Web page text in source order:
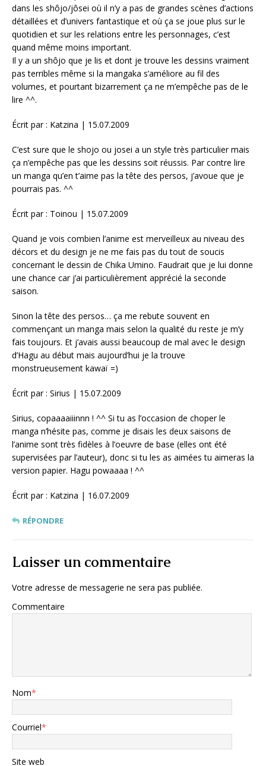
dans les shôjo/jôsei où il n’y a pas de grandes scènes d’actions
détaillées et d’univers fantastique et où ça se joue plus sur le
quotidien et sur les relations entre les personnages, c’est
quand même moins important.
Il y a un shôjo que je lis et dont je trouve les dessins vraiment
pas terribles même si la mangaka s’améliore au fil des
volumes, et pourtant bizarrement ça ne m’empêche pas de le
lire ^^.
Écrit par : Katzina | 15.07.2009
C’est sure que le shojo ou josei a un style très particulier mais
ça n’empêche pas que les dessins soit réussis. Par contre lire
un manga qu’en t’aime pas la tête des persos, j’avoue que je
pourrais pas. ^^
Écrit par : Toinou | 15.07.2009
Quand je vois combien l’anime est merveilleux au niveau des
décors et du design je ne me fais pas du tout de soucis
concernant le dessin de Chika Umino. Faudrait que je lui donne
une chance car j’ai particulièrement apprécié la seconde
saison.
Sinon la tête des persos… ça me rebute souvent en
commençant un manga mais selon la qualité du reste je m’y
fais toujours. Et j’avais aussi beaucoup de mal avec le design
d’Hagu au début mais aujourd’hui je la trouve
monstrueusement kawaï =)
Écrit par : Sirius | 15.07.2009
Sirius, copaaaaiiinnn ! ^^ Si tu as l’occasion de choper le
manga n’hésite pas, comme je disais les deux saisons de
l’anime sont très fidèles à l’oeuvre de base (elles ont été
supervisées par l’auteur), donc si tu les as aimées tu aimeras la
version papier. Hagu powaaaa ! ^^
Écrit par : Katzina | 16.07.2009
RÉPONDRE
Laisser un commentaire
Votre adresse de messagerie ne sera pas publiée.
Commentaire
Nom*
Courriel*
Site web